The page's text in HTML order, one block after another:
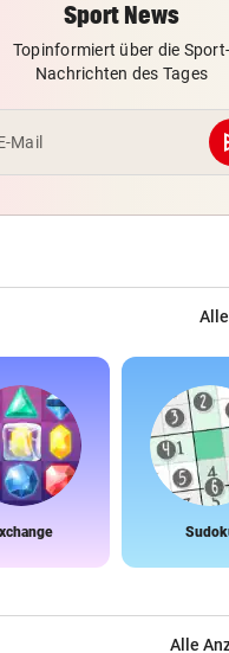
Sport News
Topinformiert über die Sport-
Nachrichten des Tages
Mail
Alle